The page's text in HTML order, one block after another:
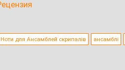
Ноти для Ансамблей скрипалів ансамблі